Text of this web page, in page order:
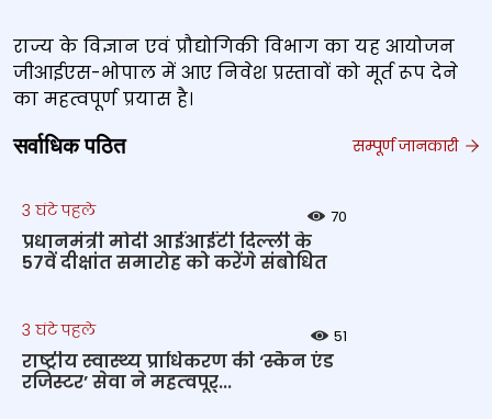
राज्य के विज्ञान एवं प्रौद्योगिकी विभाग का यह आयोजन
जीआईएस-भोपाल में आए निवेश प्रस्तावों को मूर्त रूप देने
का महत्वपूर्ण प्रयास है।
सर्वाधिक पठित सम्पूर्ण जानकारी
3 घंटे पहले 70
प्रधानमंत्री मोदी आईआईटी दिल्ली के
57वें दीक्षांत समारोह को करेंगे संबोधित
3 घंटे पहले 51
राष्‍ट्रीय स्‍वास्‍थ्‍य प्राधिकरण की ‘स्कैन एंड
रजिस्टर’ सेवा ने महत्‍वपूर्...